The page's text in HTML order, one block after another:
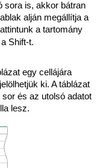
sora is, akkor bátran
alján megállítja a
a tartomány
Shift-t.
egy cellájára
ki. A táblázat
és az utolsó adatot
lesz.